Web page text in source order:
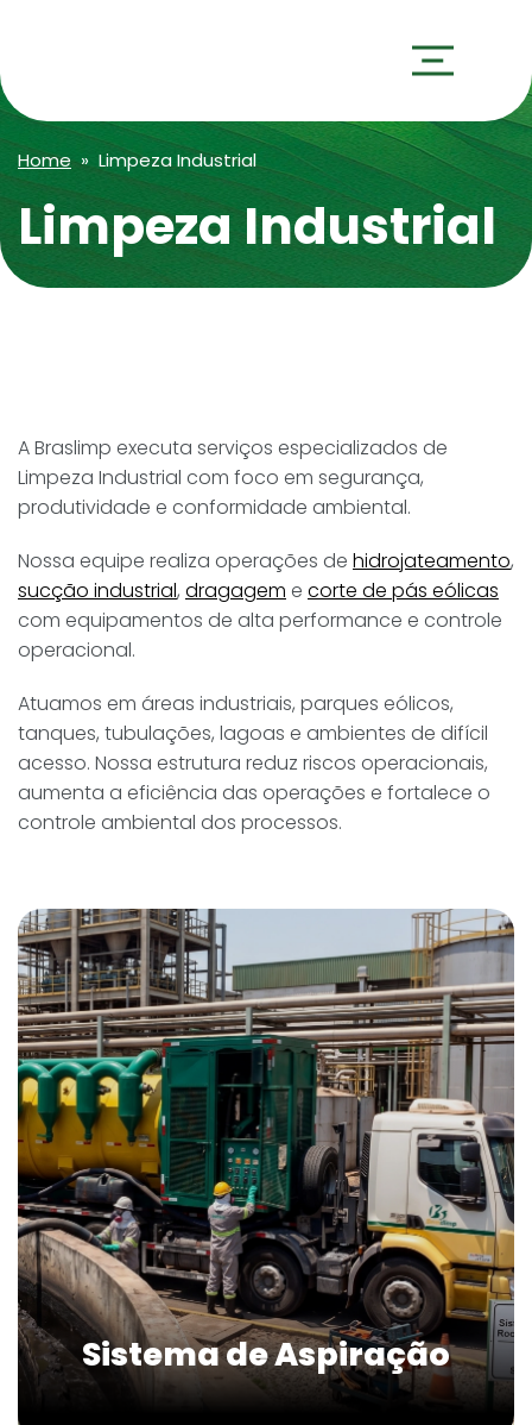
Home» Limpeza Industrial
Limpeza Industrial
A Braslimp executa serviços especializados de
Limpeza Industrial com foco em segurança,
produtividade e conformidade ambiental.
Nossa equipe realiza operações de hidrojateamento,
sucção industrial, dragagem e corte de pás eólicas
com equipamentos de alta performance e controle
operacional.
Atuamos em áreas industriais, parques eólicos,
tanques, tubulações, lagoas e ambientes de difícil
acesso. Nossa estrutura reduz riscos operacionais,
aumenta a eficiência das operações e fortalece o
controle ambiental dos processos.
Sistema de Aspiração